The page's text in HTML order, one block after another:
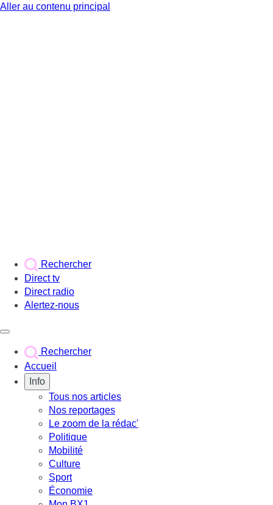
Aller au contenu principal
Rechercher
Direct tv
Direct radio
Alertez-nous
Rechercher
Accueil
Info
Tous nos articles
Nos reportages
Le zoom de la rédac'
Politique
Mobilité
Culture
Sport
Économie